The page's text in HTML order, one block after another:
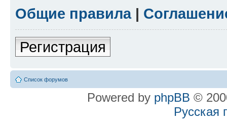
Общие правила|
Регистрация
Список форумов
Powered by phpBB ©
Русская